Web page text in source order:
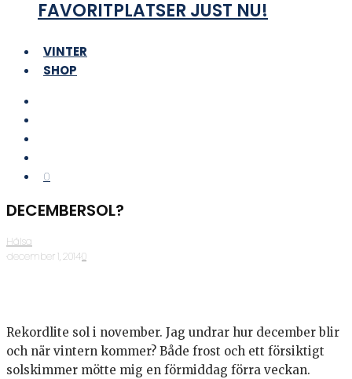
FAVORITPLATSER JUST NU!
VINTER
SHOP
0
DECEMBERSOL?
Hälsa
·december 1, 2014·0
Rekordlite sol i november. Jag undrar hur december blir
och när vintern kommer? Både frost och ett försiktigt
solskimmer mötte mig en förmiddag förra veckan.